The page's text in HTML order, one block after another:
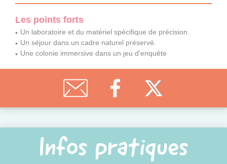
Les points forts
Un laboratoire et du matériel spécifique de précision.
Un séjour dans un cadre naturel préservé.
Une colonie immersive dans un jeu d'enquête
Infos pratiques